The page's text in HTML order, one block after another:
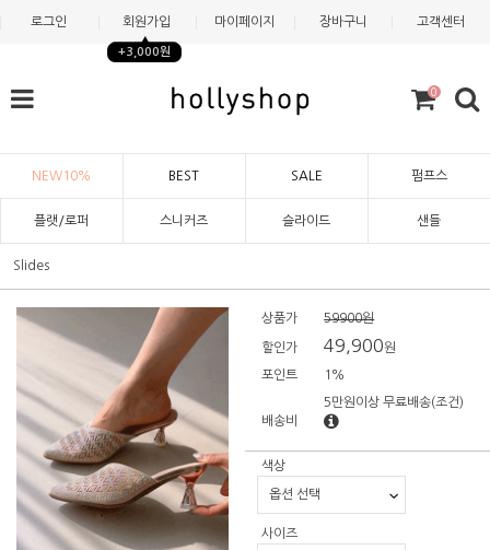
로그인 회원가입
+3,000원
마이페이지 장바구니 고객센터
0
NEW10% BEST SALE 펌프스
플랫/로퍼 스니커즈 슬라이드 샌들
Slides
상품가 59900원
할인가 49,900원
포인트 1%
배송비
5만원이상 무료배송(조건)
색상
사이즈